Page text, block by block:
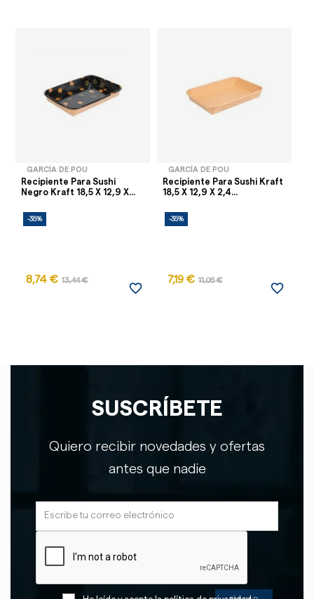
GARCÍA DE POU
Recipiente Para Sushi
Negro Kraft 18,5 X 12,9 X...
-35%
8,74 € 13,44 €
favorite_border
GARCÍA DE POU
Recipiente Para Sushi Kraft
18,5 X 12,9 X 2,4...
-35%
7,19 € 11,06 €
favorite_border
SUSCRÍBETE
Quiero recibir novedades y ofertas
antes que nadie